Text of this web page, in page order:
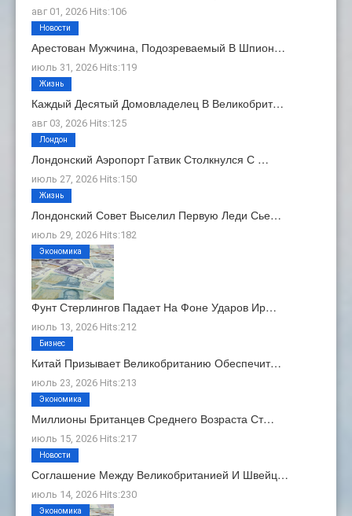
авг 01, 2026 Hits:106
Арестован Мужчина, Подозреваемый В Шпион…
июль 31, 2026 Hits:119
Новости
Каждый Десятый Домовладелец В Великобрит…
авг 03, 2026 Hits:125
Жизнь
Лондонский Аэропорт Гатвик Столкнулся С …
июль 27, 2026 Hits:150
Лондон
Лондонский Совет Выселил Первую Леди Сье…
июль 29, 2026 Hits:182
Жизнь
Фунт Стерлингов Падает На Фоне Ударов Ир…
июль 13, 2026 Hits:212
Экономика
Китай Призывает Великобританию Обеспечит…
июль 23, 2026 Hits:213
Бизнес
Миллионы Британцев Среднего Возраста Ст…
июль 15, 2026 Hits:217
Экономика
Соглашение Между Великобританией И Швейц…
июль 14, 2026 Hits:230
Новости
Экономика